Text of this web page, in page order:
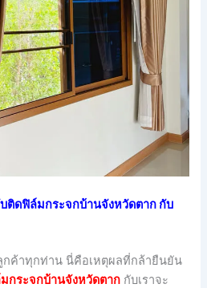
ติดฟิล์มกระจกบ้านจังหวัดตาก กับ
กค้าทุกท่าน นี่คือเหตุผลที่กล้ายืนยัน
กระจกบ้านจังหวัดตาก กับเราจะ